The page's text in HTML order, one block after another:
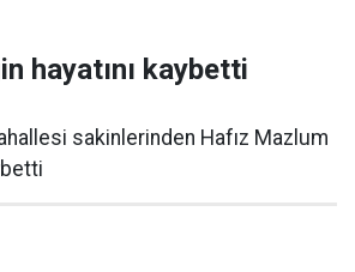
hayatını kaybetti
sakinlerinden Hafız Mazlum